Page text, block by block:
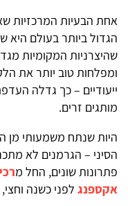
אחת הבעיות המרכזיות
הגדול ביותר בעולם היא
שהיצרניות המקומיות
ומפלחות טוב יותר את
ייעודיים – כך גדלה
מותגים זרים.
היות שנתח משמעותי מן
הסיני – הגרמנים לא
פתרונות שונים, החל מ
אקספנג לפני כשנה